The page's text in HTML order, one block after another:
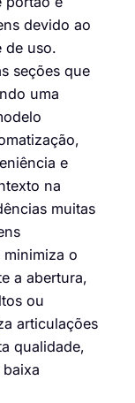
devido ao
de uso.
seções que
uma
e
na
muitas
o
a abertura,
ou
articulações
qualidade,